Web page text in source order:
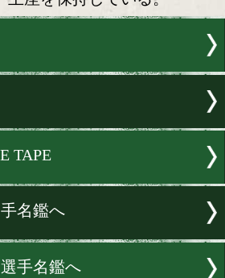
に東京ドームで対戦し
でタイトル奪取に成功
王者として敵地韓国に
マッチに臨む。
アパシフィックのラ
されておらず、森脇は
、王座を保持している